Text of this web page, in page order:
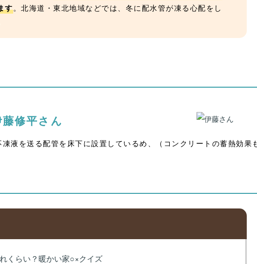
す。北海道・東北地域などでは、冬に配水管が凍る心配をし
藤修平さん
液を送る配管を床下に設置しているめ、（コンクリートの蓄熱効果
くらい？暖かい家○×クイズ